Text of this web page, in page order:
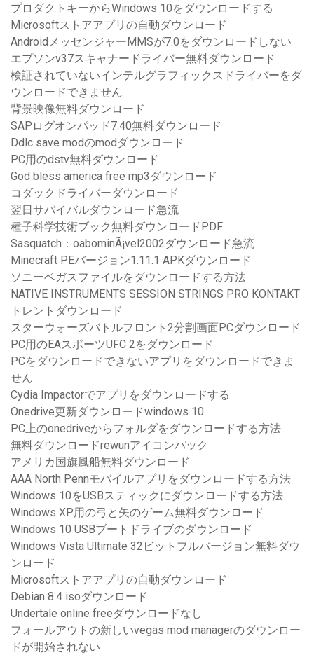
プロダクトキーからWindows 10をダウンロードする
Microsoftストアアプリの自動ダウンロード
AndroidメッセンジャーMMSが7.0をダウンロードしない
エプソンv37スキャナードライバー無料ダウンロード
検証されていないインテルグラフィックスドライバーをダ
ウンロードできません
背景映像無料ダウンロード
SAPログオンパッド7.40無料ダウンロード
Ddlc save modのmodダウンロード
PC用のdstv無料ダウンロード
God bless america free mp3ダウンロード
コダックドライバーダウンロード
翌日サバイバルダウンロード急流
種子科学技術ブック無料ダウンロードPDF
Sasquatch：oabominÃ¡vel2002ダウンロード急流
Minecraft PEバージョン1.11.1 APKダウンロード
ソニーベガスファイルをダウンロードする方法
NATIVE INSTRUMENTS SESSION STRINGS PRO KONTAKT
トレントダウンロード
スターウォーズバトルフロント2分割画面PCダウンロード
PC用のEAスポーツUFC 2をダウンロード
PCをダウンロードできないアプリをダウンロードできま
せん
Cydia Impactorでアプリをダウンロードする
Onedrive更新ダウンロードwindows 10
PC上のonedriveからフォルダをダウンロードする方法
無料ダウンロードrewunアイコンパック
アメリカ国旗風船無料ダウンロード
AAA North Pennモバイルアプリをダウンロードする方法
Windows 10をUSBスティックにダウンロードする方法
Windows XP用の弓と矢のゲーム無料ダウンロード
Windows 10 USBブートドライブのダウンロード
Windows Vista Ultimate 32ビットフルバージョン無料ダウ
ンロード
Microsoftストアアプリの自動ダウンロード
Debian 8.4 isoダウンロード
Undertale online freeダウンロードなし
フォールアウトの新しいvegas mod managerのダウンロー
ドが開始されない